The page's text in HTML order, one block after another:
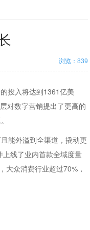
浏览：839
投入将达到1361亿美
对数字营销提出了更高的
能外溢到全渠道，撬动更
线了业内首款全域度量
大众消费行业超过70%，